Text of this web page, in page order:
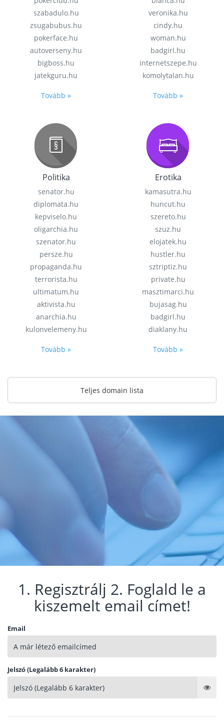
szabadulo.hu
zsugabubus.hu
pokerface.hu
autoverseny.hu
bigboss.hu
jatekguru.hu
Tovább »
veronika.hu
cindy.hu
woman.hu
badgirl.hu
internetszepe.hu
komolytalan.hu
Tovább »
Politika
senator.hu
diplomata.hu
kepviselo.hu
oligarchia.hu
szenator.hu
persze.hu
propaganda.hu
terrorista.hu
ultimatum.hu
aktivista.hu
anarchia.hu
kulonvelemeny.hu
Tovább »
Erotika
kamasutra.hu
huncut.hu
szereto.hu
szuz.hu
elojatek.hu
hustler.hu
sztriptiz.hu
private.hu
masztimarci.hu
bujasag.hu
badgirl.hu
diaklany.hu
Tovább »
Teljes domain lista
1. Regisztrálj 2. Foglald le a
kiszemelt email címet!
Email
Jelszó (Legalább 6 karakter)